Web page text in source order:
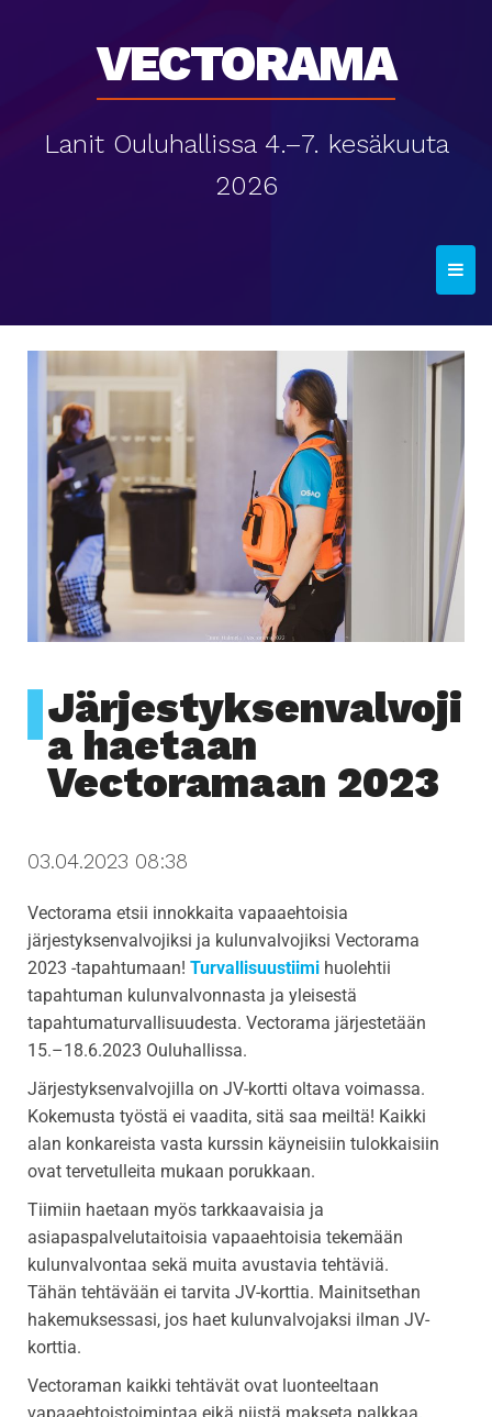
Vectorama
Lanit Ouluhallissa 4.–7. kesäkuuta
2026
T
o
g
g
a
t
i
Järjestyksenvalvoji
a haetaan
Vectoramaan 2023
03.04.2023 08:38
Vectorama etsii innokkaita vapaaehtoisia
järjestyksenvalvojiksi ja kulunvalvojiksi Vectorama
2023 -tapahtumaan!Turvallisuustiimi huolehtii
tapahtuman kulunvalvonnasta ja yleisestä
tapahtumaturvallisuudesta. Vectorama järjestetään
15.–18.6.2023 Ouluhallissa.
Järjestyksenvalvojilla on JV-kortti oltava voimassa.
Kokemusta työstä ei vaadita, sitä saa meiltä! Kaikki
alan konkareista vasta kurssin käyneisiin tulokkaisiin
ovat tervetulleita mukaan porukkaan.
Tiimiin haetaan myös tarkkaavaisia ja
asiapaspalvelutaitoisia vapaaehtoisia tekemään
kulunvalvontaa sekä muita avustavia tehtäviä.
Tähän tehtävään ei tarvita JV-korttia. Mainitsethan
hakemuksessasi, jos haet kulunvalvojaksi ilman JV-
korttia.
Vectoraman kaikki tehtävät ovat luonteeltaan